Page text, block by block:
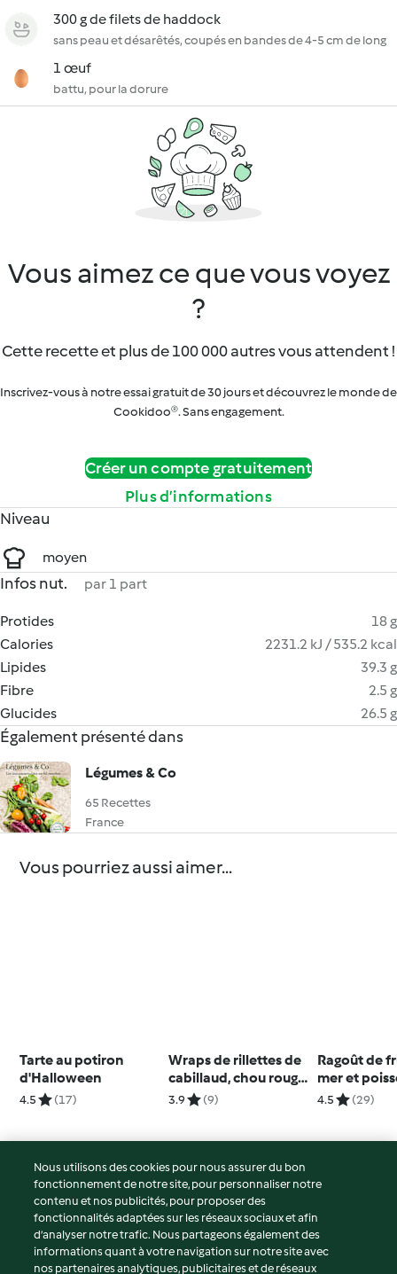
300 g de filets de haddock
sans peau et désarêtés, coupés en bandes de 4-5 cm de long
1 œuf
battu, pour la dorure
Vous aimez ce que vous voyez
?
Cette recette et plus de 100 000 autres vous attendent !
Inscrivez-vous à notre essai gratuit de 30 jours et découvrez le monde de
Cookidoo®. Sans engagement.
Créer un compte gratuitement
Plus d’informations
Niveau
moyen
Infos nut. par 1 part
Protides
18 g
Calories
2231.2 kJ / 535.2 kcal
Lipides
39.3 g
Fibre
2.5 g
Glucides
26.5 g
Également présenté dans
Légumes & Co
65 Recettes
France
Vous pourriez aussi aimer...
Tarte au potiron
d'Halloween
4.5 (17)
Wraps de rillettes de
cabillaud, chou rouge,
roquette et sauce
3.9 (9)
Ragoût de
mer et
tomate
4.5 (29)
© Copyright 2026
Conditions d'utilisation
Politique de confidentialité
Non-responsabilité
Nous utilisons des cookies pour nous assurer du bon
fonctionnement de notre site, pour personnaliser notre
contenu et nos publicités, pour proposer des
fonctionnalités adaptées sur les réseaux sociaux et afin
d’analyser notre trafic. Nous partageons également des
informations quant à votre navigation sur notre site avec
nos partenaires analytiques, publicitaires et de réseaux